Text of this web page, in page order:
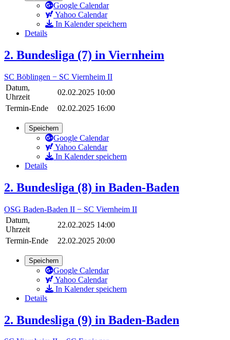
Google Calendar
Yahoo Calendar
In Kalender speichern
Details
2. Bundesliga (7) in Viernheim
SC Böblingen − SC Viernheim II
Datum,
Uhrzeit
02.02.2025 10:00
Termin-Ende
02.02.2025 16:00
Speichern
Google Calendar
Yahoo Calendar
In Kalender speichern
Details
2. Bundesliga (8) in Baden-Baden
OSG Baden-Baden II − SC Viernheim II
Datum,
Uhrzeit
22.02.2025 14:00
Termin-Ende
22.02.2025 20:00
Speichern
Google Calendar
Yahoo Calendar
In Kalender speichern
Details
2. Bundesliga (9) in Baden-Baden